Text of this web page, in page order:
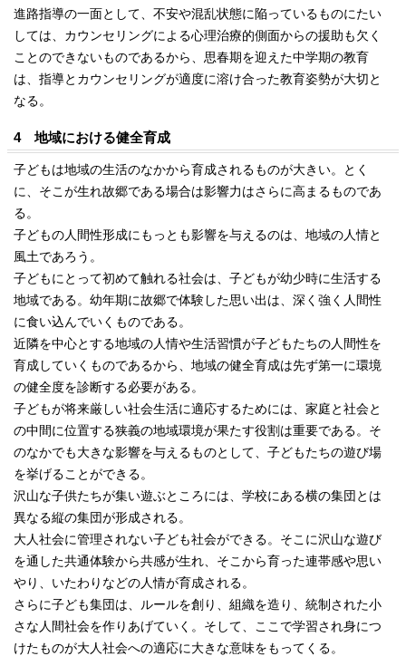
進路指導の一面として、不安や混乱状態に陥っているものにたい
しては、カウンセリングによる心理治療的側面からの援助も欠く
ことのできないものであるから、思春期を迎えた中学期の教育
は、指導とカウンセリングが適度に溶け合った教育姿勢が大切と
なる。
4 地域における健全育成
子どもは地域の生活のなかから育成されるものが大きい。とく
に、そこが生れ故郷である場合は影響力はさらに高まるものであ
る。
子どもの人間性形成にもっとも影響を与えるのは、地域の人情と
風土であろう。
子どもにとって初めて触れる社会は、子どもが幼少時に生活する
地域である。幼年期に故郷で体験した思い出は、深く強く人間性
に食い込んでいくものである。
近隣を中心とする地域の人情や生活習慣が子どもたちの人間性を
育成していくものであるから、地域の健全育成は先ず第一に環境
の健全度を診断する必要がある。
子どもが将来厳しい社会生活に適応するためには、家庭と社会と
の中間に位置する狭義の地域環境が果たす役割は重要である。そ
のなかでも大きな影響を与えるものとして、子どもたちの遊び場
を挙げることができる。
沢山な子供たちが集い遊ぶところには、学校にある横の集団とは
異なる縦の集団が形成される。
大人社会に管理されない子ども社会ができる。そこに沢山な遊び
を通した共通体験から共感が生れ、そこから育った連帯感や思い
やり、いたわりなどの人情が育成される。
さらに子ども集団は、ルールを創り、組織を造り、統制された小
さな人間社会を作りあげていく。そして、ここで学習され身につ
けたものが大人社会への適応に大きな意味をもってくる。